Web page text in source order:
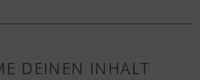
DEINEN INHALT